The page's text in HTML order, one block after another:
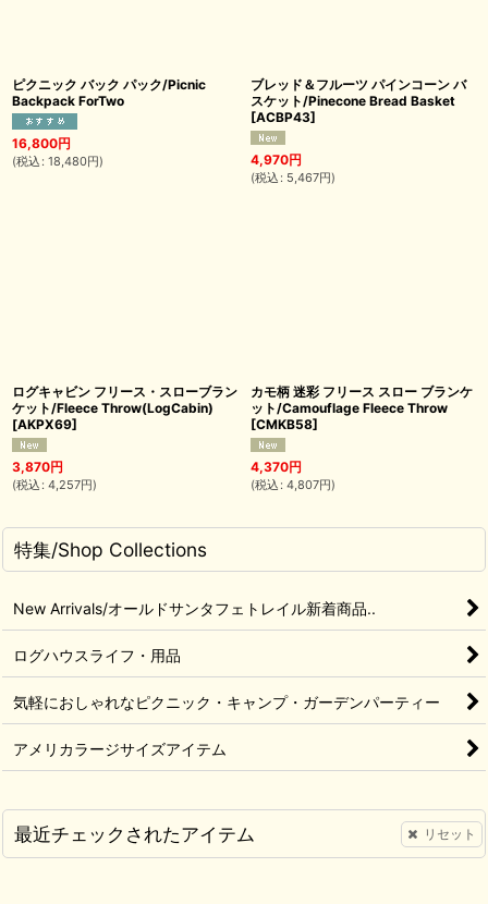
ピクニック バック パック/Picnic
Backpack ForTwo
16,800円
(税込 : 18,480円)
ブレッド＆フルーツ パインコーン バ
スケット/Pinecone Bread Basket
[ACBP43]
4,970円
(税込 : 5,467円)
ログキャビン フリース・スローブラン
ケット/Fleece Throw(LogCabin)
[AKPX69]
3,870円
(税込 : 4,257円)
カモ柄 迷彩 フリース スロー ブランケ
ット/Camouflage Fleece Throw
[CMKB58]
4,370円
(税込 : 4,807円)
特集/Shop Collections
New Arrivals/オールドサンタフェトレイル新着商品..
ログハウスライフ・用品
気軽におしゃれなピクニック・キャンプ・ガーデンパーティー
アメリカラージサイズアイテム
最近チェックされたアイテム リセット